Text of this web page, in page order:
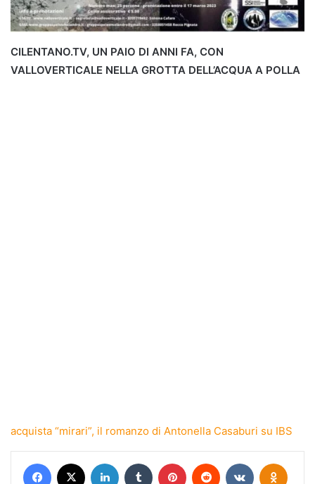
CILENTANO.TV, UN PAIO DI ANNI FA, CON
VALLOVERTICALE NELLA GROTTA DELL’ACQUA A POLLA
acquista “mirari”, il romanzo di Antonella Casaburi su IBS
Facebook LinkedIn Tumblr Pinterest Reddit VKontakte